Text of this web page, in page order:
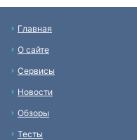
Главная
О сайте
Сервисы
Новости
Обзоры
Тесты